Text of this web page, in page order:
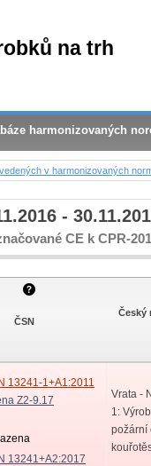
na trh
harmonizovaných
v harmonizovaných
-
CE k CPR-
ČSN
Český
13241-1+A1:2011
Z2-9.17
13241+A2:2017
Vrata -
1:
požární